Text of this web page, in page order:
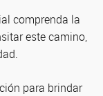
comprenda la
este camino,
para brindar